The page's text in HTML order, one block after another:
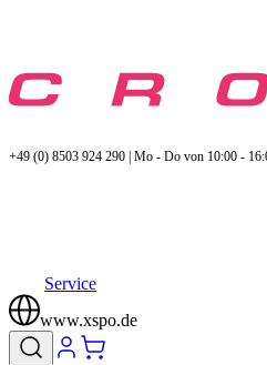
+49 (0) 8503 924 290 | Mo - Do von 10:00 -
Service
www.xspo.de